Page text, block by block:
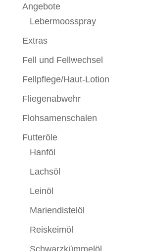
Angebote
Lebermoosspray
Extras
Fell und Fellwechsel
Fellpflege/Haut-Lotion
Fliegenabwehr
Flohsamenschalen
Futteröle
Hanföl
Lachsöl
Leinöl
Mariendistelöl
Reiskeimöl
Schwarzkümmelöl